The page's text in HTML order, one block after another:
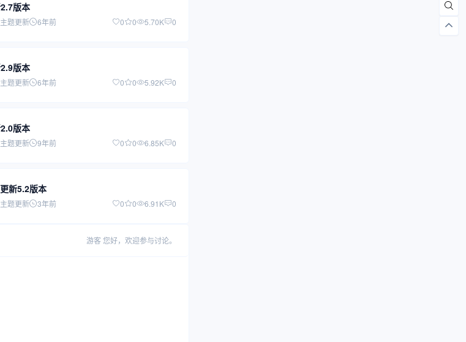
版本
题更新 6年前 0 0 5.70K 0
版本
题更新 6年前 0 0 5.92K 0
版本
题更新 9年前 0 0 6.85K 0
新5.2版本
题更新 3年前 0 0 6.91K 0
游客 您好，欢迎参与讨论。